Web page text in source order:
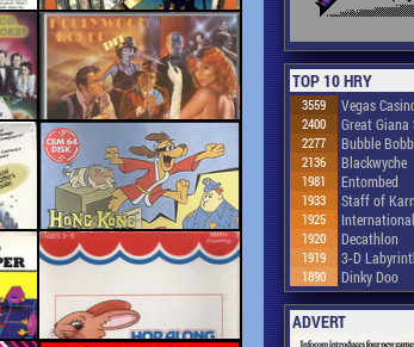
TOP 10 HRY
3559 Vegas
2400 Great Giana
2277 Bubble
2136 Blackwyche
1981 Entombed
1933 Staff of
1925
1920 Decathlon
1919 3-D
1890 Dinky Doo
ADVERT